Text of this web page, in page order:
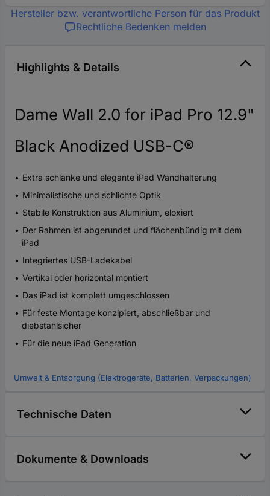
Hersteller bzw. verantwortliche Person für das Produkt
Rechtliche Bedenken melden
Highlights & Details
Dame Wall 2.0 for iPad Pro 12.9"
Black Anodized USB-C®
Extra schlanke und elegante iPad Wandhalterung
Minimalistische und schlichte Optik
Stabile Konstruktion aus Aluminium, eloxiert
Der Rahmen ist abgerundet und flächenbündig mit dem
iPad
Integriertes USB-Ladekabel
Vertikal oder horizontal montiert
Das iPad ist komplett umgeschlossen
Für feste Montage konzipiert, abschließbar und
diebstahlsicher
Für die neue iPad Generation
Umwelt & Entsorgung (Elektrogeräte, Batterien, Verpackungen)
Technische Daten
Dokumente & Downloads